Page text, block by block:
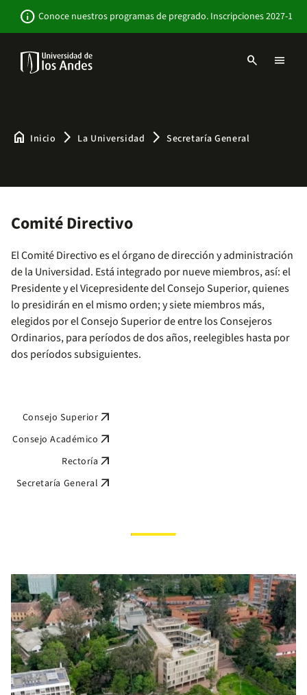
contenido
info Conoce nuestros programas de pregrado. Inscripciones 2027-1
search menu
home Inicio arrow_forward_ios La Universidad arrow_forward_ios Secretaría General
Comité Directivo
El Comité Directivo es el órgano de dirección y administración
de la Universidad. Está integrado por nueve miembros, así: el
Presidente y el Vicepresidente del Consejo Superior, quienes
lo presidirán en el mismo orden; y siete miembros más,
elegidos por el Consejo Superior de entre los Consejeros
Ordinarios, para períodos de dos años, reelegibles hasta por
dos períodos subsiguientes.
Consejo Superior arrow_outward
Consejo Académico arrow_outward
Rectoría arrow_outward
Secretaría General arrow_outward